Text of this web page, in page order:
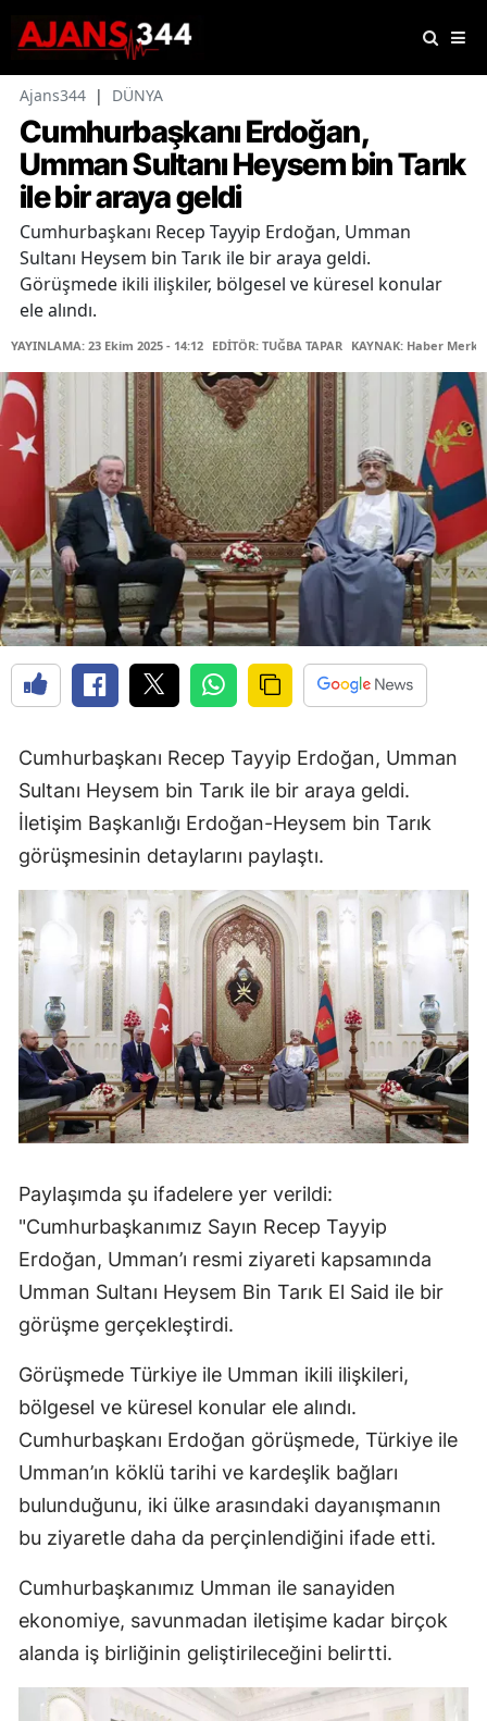
Ajans344 | DÜNYA
Cumhurbaşkanı Erdoğan,
Umman Sultanı Heysem bin Tarık
ile bir araya geldi
Cumhurbaşkanı Recep Tayyip Erdoğan, Umman
Sultanı Heysem bin Tarık ile bir araya geldi.
Görüşmede ikili ilişkiler, bölgesel ve küresel konular
ele alındı.
YAYINLAMA: 23 Ekim 2025 - 14:12 EDİTÖR: TUĞBA TAPAR KAYNAK: Haber
Cumhurbaşkanı Recep Tayyip Erdoğan, Umman
Sultanı Heysem bin Tarık ile bir araya geldi.
İletişim Başkanlığı Erdoğan-Heysem bin Tarık
görüşmesinin detaylarını paylaştı.
Paylaşımda şu ifadelere yer verildi:
"Cumhurbaşkanımız Sayın Recep Tayyip
Erdoğan, Umman’ı resmi ziyareti kapsamında
Umman Sultanı Heysem Bin Tarık El Said ile bir
görüşme gerçekleştirdi.
Görüşmede Türkiye ile Umman ikili ilişkileri,
bölgesel ve küresel konular ele alındı.
Cumhurbaşkanı Erdoğan görüşmede, Türkiye ile
Umman’ın köklü tarihi ve kardeşlik bağları
bulunduğunu, iki ülke arasındaki dayanışmanın
bu ziyaretle daha da perçinlendiğini ifade etti.
Cumhurbaşkanımız Umman ile sanayiden
ekonomiye, savunmadan iletişime kadar birçok
alanda iş birliğinin geliştirileceğini belirtti.